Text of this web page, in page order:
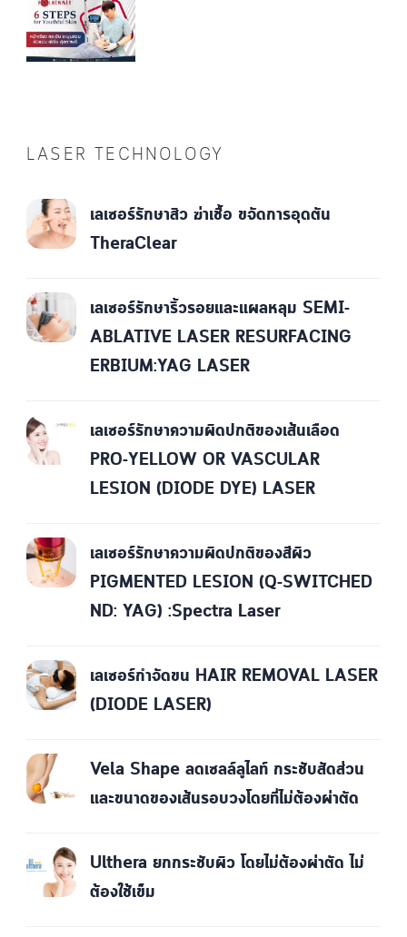
LASER TECHNOLOGY
เลเซอร์รักษาสิว ฆ่าเชื้อ ขจัดการอุดตัน
TheraClear
เลเซอร์รักษาริ้วรอยและแผลหลุม SEMI-
ABLATIVE LASER RESURFACING
ERBIUM:YAG LASER
เลเซอร์รักษาความผิดปกติของเส้นเลือด
PRO-YELLOW OR VASCULAR
LESION (DIODE DYE) LASER
เลเซอร์รักษาความผิดปกติของสีผิว
PIGMENTED LESION (Q-SWITCHED
ND: YAG) :Spectra Laser
เลเซอร์กำจัดขน HAIR REMOVAL LASER
(DIODE LASER)
Vela Shape ลดเซลล์ลูไลท์ กระชับสัดส่วน
และขนาดของเส้นรอบวงโดยที่ไม่ต้องผ่าตัด
Ulthera ยกกระชับผิว โดยไม่ต้องผ่าตัด ไม่
ต้องใช้เข็ม